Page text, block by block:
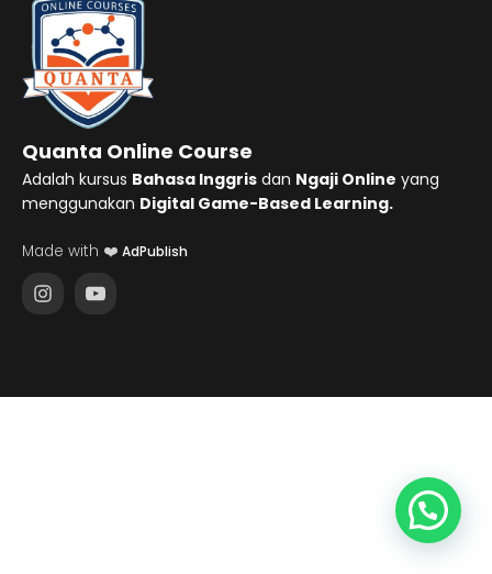
Quanta Online Course
Adalah kursus Bahasa Inggris dan Ngaji Online yang
menggunakan Digital Game-Based Learning.
Made with ❤️ AdPublish